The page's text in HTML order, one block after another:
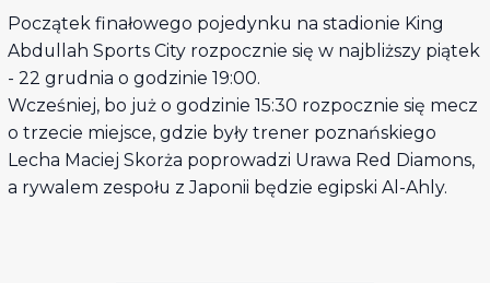
Początek finałowego pojedynku na stadionie King
Abdullah Sports City rozpocznie się w najbliższy piątek
- 22 grudnia o godzinie 19:00.
Wcześniej, bo już o godzinie 15:30 rozpocznie się mecz
o trzecie miejsce, gdzie były trener poznańskiego
Lecha Maciej Skorża poprowadzi Urawa Red Diamons,
a rywalem zespołu z Japonii będzie egipski Al-Ahly.